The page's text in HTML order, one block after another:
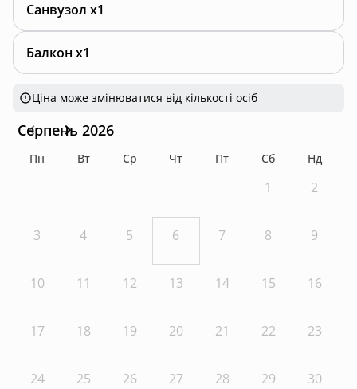
Санвузол x1
Балкон x1
Ціна може змінюватися від кількості осіб
Серпень 2026
Пн Вт Ср Чт Пт Сб Нд
1 2
3 4 5 6 7 8 9
10 11 12 13 14 15 16
17 18 19 20 21 22 23
24 25 26 27 28 29 30